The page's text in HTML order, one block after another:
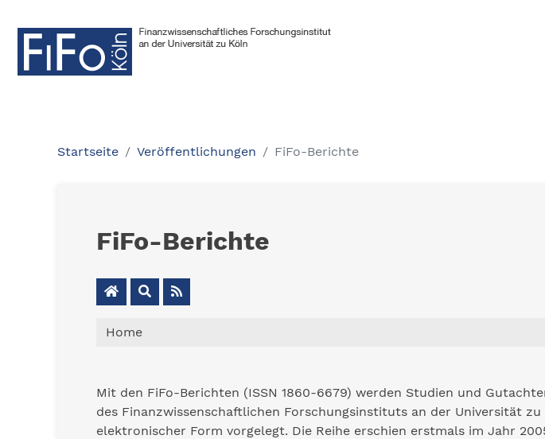
Startseite Veröffentlichungen FiFo-Berichte
FiFo-Berichte
Home
Mit den FiFo-Berichten (ISSN 1860-6679) werden Studien und
des Finanzwissenschaftlichen Forschungsinstituts an der Universität zu
elektronischer Form vorgelegt. Die Reihe erschien erstmals im Jahr